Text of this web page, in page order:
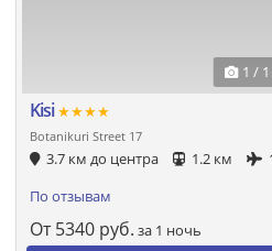
1 / 1
Kisi★★★★
Botanikuri Street 17
3.7 км до центра 1.2 км
По отзывам
От 5340 руб. за 1 ночь